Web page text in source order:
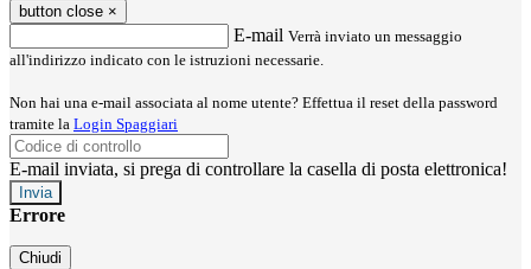
button close ×
E-mail Verrà inviato un messaggio
all'indirizzo indicato con le istruzioni necessarie.
Non hai una e-mail associata al nome utente? Effettua il reset della password
tramite la Login Spaggiari
E-mail inviata, si prega di controllare la casella di posta elettronica!
Errore
Chiudi